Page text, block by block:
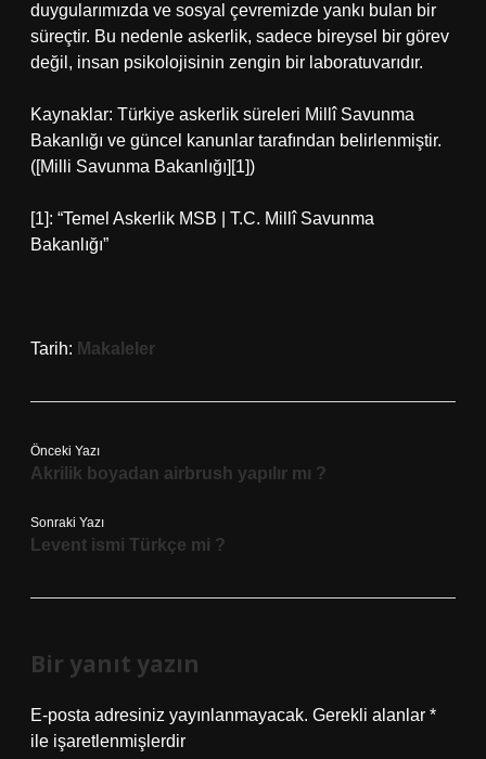
duygularımızda ve sosyal çevremizde yankı bulan bir
süreçtir. Bu nedenle askerlik, sadece bireysel bir görev
değil, insan psikolojisinin zengin bir laboratuvarıdır.
Kaynaklar: Türkiye askerlik süreleri Millî Savunma
Bakanlığı ve güncel kanunlar tarafından belirlenmiştir.
([Milli Savunma Bakanlığı][1])
[1]: “Temel Askerlik MSB | T.C. Millî Savunma
Bakanlığı”
Tarih: Makaleler
Önceki Yazı
Akrilik boyadan airbrush yapılır mı ?
Sonraki Yazı
Levent ismi Türkçe mi ?
Bir yanıt yazın
E-posta adresiniz yayınlanmayacak. Gerekli alanlar *
ile işaretlenmişlerdir